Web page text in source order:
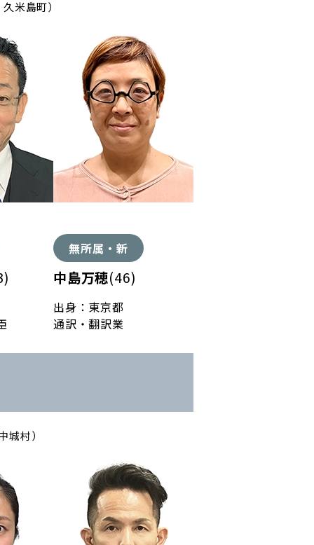
米島町）
無所属・新
中島万穂(46)
出身：東京都
通訳・翻訳業
村）